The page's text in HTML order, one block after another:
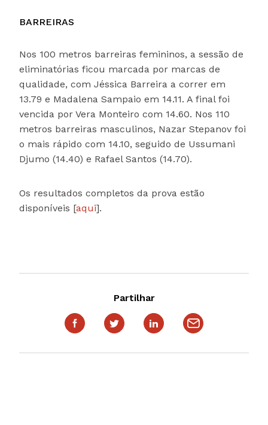
BARREIRAS
Nos 100 metros barreiras femininos, a sessão de
eliminatórias ficou marcada por marcas de
qualidade, com Jéssica Barreira a correr em
13.79 e Madalena Sampaio em 14.11. A final foi
vencida por Vera Monteiro com 14.60. Nos 110
metros barreiras masculinos, Nazar Stepanov foi
o mais rápido com 14.10, seguido de Ussumani
Djumo (14.40) e Rafael Santos (14.70).
Os resultados completos da prova estão
disponíveis [aqui].
Partilhar